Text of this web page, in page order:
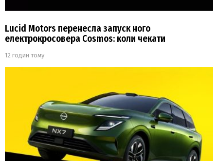
Lucid Motors перенесла запуск ного
електрокросовера Cosmos: коли чекати
12 годин тому